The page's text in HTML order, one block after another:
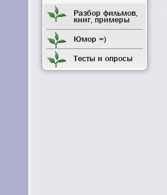
Разбор фильмов,
книг, примеры
Юмор =)
Тесты и опросы